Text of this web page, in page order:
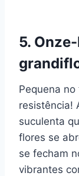
5.
Pequena
resistência!
suculenta
flores se
se fecham
vibrantes